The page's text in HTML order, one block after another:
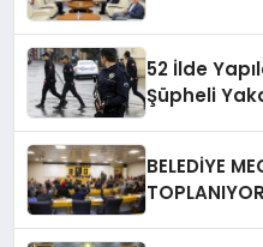
52 İlde
Şüpheli
BELEDİYE
TOPLANIYOR